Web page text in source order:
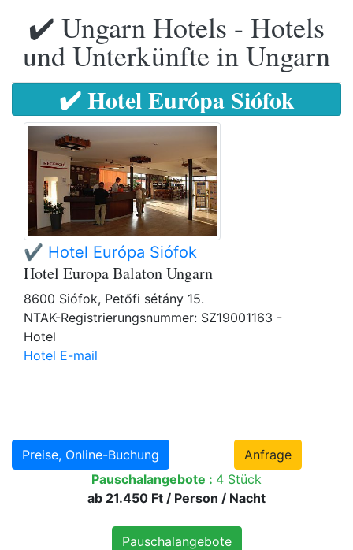
✔️ Ungarn Hotels - Hotels
und Unterkünfte in Ungarn
✔️ Hotel Európa Siófok
✔️ Hotel Európa Siófok
Hotel Europa Balaton Ungarn
8600 Siófok, Petőfi sétány 15.
NTAK-Registrierungsnummer: SZ19001163 -
Hotel
Hotel E-mail
Preise, Online-Buchung
Anfrage
Pauschalangebote : 4 Stück
ab 21.450 Ft / Person / Nacht
Pauschalangebote